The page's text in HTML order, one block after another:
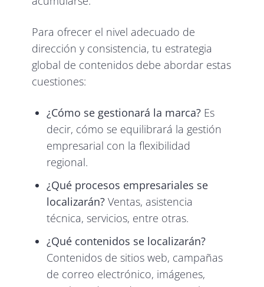
Para ofrecer el nivel adecuado de
dirección y consistencia, tu estrategia
global de contenidos debe abordar estas
cuestiones:
¿Cómo se gestionará la marca? Es
decir, cómo se equilibrará la gestión
empresarial con la flexibilidad
regional.
¿Qué procesos empresariales se
localizarán? Ventas, asistencia
técnica, servicios, entre otras.
¿Qué contenidos se localizarán?
Contenidos de sitios web, campañas
de correo electrónico, imágenes,